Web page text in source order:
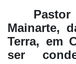
Mainarte,
Terra, em
ser